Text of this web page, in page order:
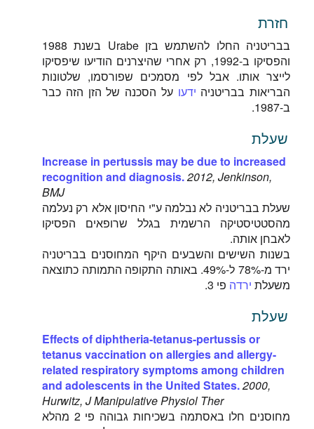
חזרת
בבריטניה החלו להשתמש בזן Urabe בשנת 1988
והפסיקו ב-1992, רק אחרי שהיצרנים הודיעו שיפסיקו
לייצר אותו. אבל לפי מסמכים שפורסמו, שלטונות
הבריאות בבריטניה ידעו על הסכנה של הזן הזה כבר
ב-1987.
שעלת
Increase in pertussis may be due to increased
recognition and diagnosis.2012, Jenkinson,
BMJ
שעלת בבריטניה לא נבלמה ע"י החיסון אלא רק נעלמה
מהסטטיסטיקה הרשמית בגלל שרופאים הפסיקו
לאבחן אותה.
בשנות השישים והשבעים היקף המחוסנים בבריטניה
ירד מ-78% ל-49%. באותה התקופה התמותה כתוצאה
משעלת ירדה פי 3.
שעלת
Effects of diphtheria-tetanus-pertussis or
tetanus vaccination on allergies and allergy-
related respiratory symptoms among children
and adolescents in the United States.2000,
Hurwitz, J Manipulative Physiol Ther
מחוסנים חלו באסתמה בשכיחות גבוהה פי 2 מהלא